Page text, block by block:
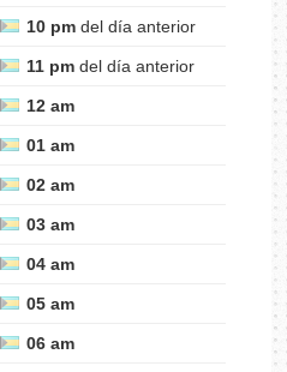
10 pmdel día anterior
11 pmdel día anterior
12 am
01 am
02 am
03 am
04 am
05 am
06 am